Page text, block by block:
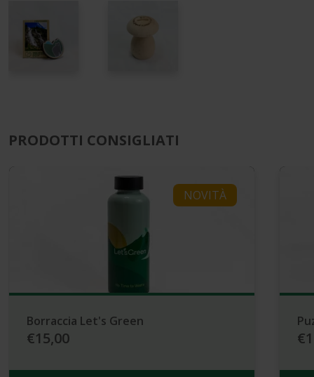
PRODOTTI CONSIGLIATI
NOVITÀ
Borraccia Let's Green
€15,00